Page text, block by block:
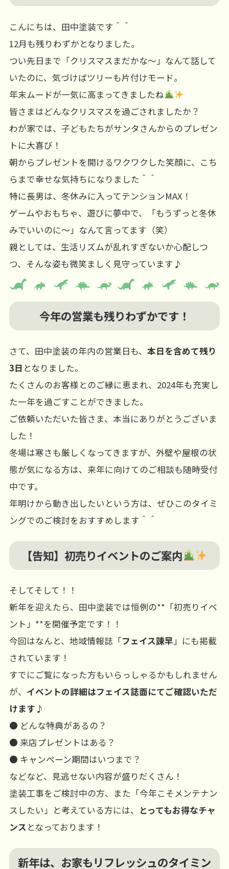
こんにちは、田中塗装です＾＾
12月も残りわずかとなりました。
つい先日まで「クリスマスまだかな～」なんて話して
いたのに、気づけばツリーも片付けモード。
年末ムードが一気に高まってきましたね
皆さまはどんなクリスマスを過ごされましたか？
わが家では、子どもたちがサンタさんからのプレゼン
トに大喜び！
朝からプレゼントを開けるワクワクした笑顔に、こち
らまで幸せな気持ちになりました＾＾
特に長男は、冬休みに入ってテンションMAX！
ゲームやおもちゃ、遊びに夢中で、「もうずっと冬休
みでいいのに～」なんて言ってます（笑）
親としては、生活リズムが乱れすぎないか心配しつ
つ、そんな姿も微笑ましく見守っています♪
今年の営業も残りわずかです！
さて、田中塗装の年内の営業日も、 本日を含めて残り
3日 となりました。
たくさんのお客様とのご縁に恵まれ、2024年も充実し
た一年を過ごすことができました。
ご依頼いただいた皆さま、本当にありがとうございま
した！
冬場は寒さも厳しくなってきますが、外壁や屋根の状
態が気になる方は、来年に向けてのご相談も随時受付
中です。
年明けから動き出したいという方は、ぜひこのタイミ
ングでのご検討をおすすめします＾＾
【告知】初売りイベントのご案内
そしてそして！！
新年を迎えたら、田中塗装では恒例の**「初売りイベ
ント」**を開催予定です！！
今回はなんと、地域情報誌「フェイス諫早」にも掲載
されています！
すでにご覧になった方もいらっしゃるかもしれません
が、 イベントの詳細はフェイス誌面にてご確認いただ
けます♪
● どんな特典があるの？
● 来店プレゼントはある？
● キャンペーン期間はいつまで？
などなど、見逃せない内容が盛りだくさん！
塗装工事をご検討中の方、また「今年こそメンテナン
スしたい」と考えている方には、 とってもお得なチャ
ンス となっております！
新年は、お家もリフレッシュのタイミン